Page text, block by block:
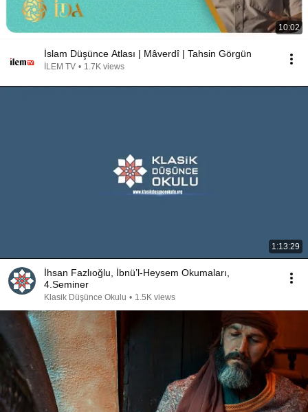
10:02
İslam Düşünce Atlası | Mâverdî | Tahsin Görgün
İLEM TV • 1.7K views
1:13:29
İhsan Fazlıoğlu, İbnü’l-Heysem Okumaları,
4.Seminer
Klasik Düşünce Okulu • 1.5K views